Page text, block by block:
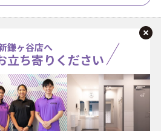
鎌ヶ谷店へ
立ち寄りください